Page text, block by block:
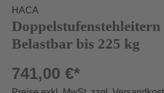
HACA
Doppelstufenstehleitern
Belastbar bis 225 kg
741,00 €*